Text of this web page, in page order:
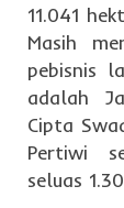
11.041
Masih
pebisnis
adalah
Cipta
Pertiwi
seluas